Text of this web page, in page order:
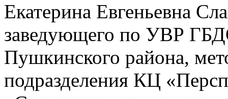
Екатерина Евгеньевна
заведующего по УВР
Пушкинского района,
подразделения КЦ